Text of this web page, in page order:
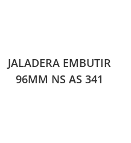
JALADERA EMBUTIR
96MM NS AS 341